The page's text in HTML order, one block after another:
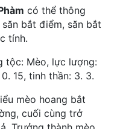
có thể thông
bắt điểm, săn bắt
tính.
tộc: Mèo, lực lượng:
15, tinh thần: 3. 3.
mèo hoang bắt
cuối cùng trở